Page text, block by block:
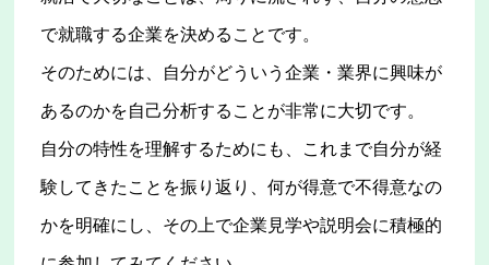
で就職する企業を決めることです。
そのためには、自分がどういう企業・業界に興味が
あるのかを自己分析することが非常に大切です。
自分の特性を理解するためにも、これまで自分が経
験してきたことを振り返り、何が得意で不得意なの
かを明確にし、その上で企業見学や説明会に積極的